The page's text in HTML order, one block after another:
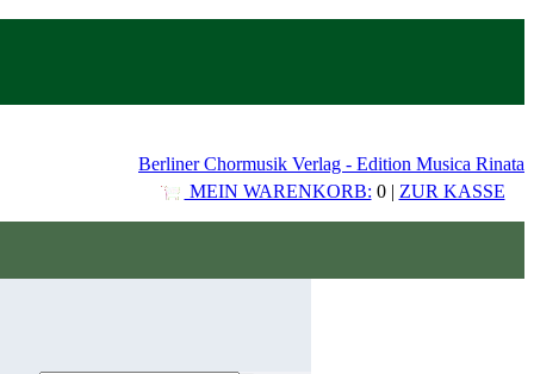
Berliner Chormusik Verlag - Edition Musica Rinata
MEIN WARENKORB: 0 | ZUR KASSE